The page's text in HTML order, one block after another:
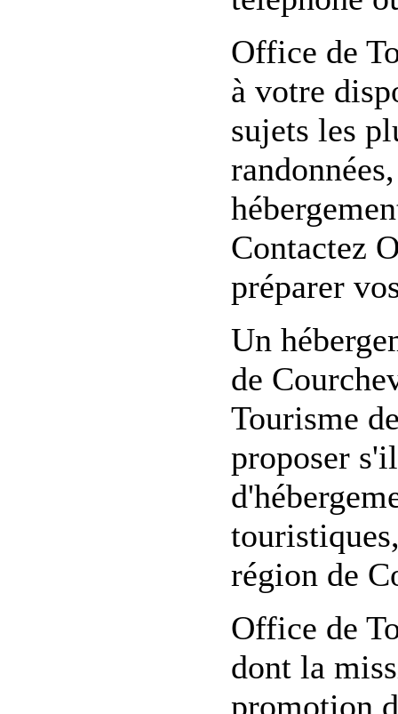
Office de
à votre
sujets les
Contactez
préparer
Un
de
Tourisme
proposer
région de
Office de
dont la
promotion